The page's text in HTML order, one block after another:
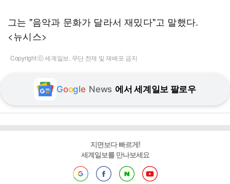
그는 "음악과 문화가 달라서 재밌다"고 말했다.
<뉴시스>
Copyright ⓒ 세계일보. 무단 전재 및 재배포 금지
Google News 에서 세계일보 팔로우
지면보다 빠르게!
세계일보를 만나보세요